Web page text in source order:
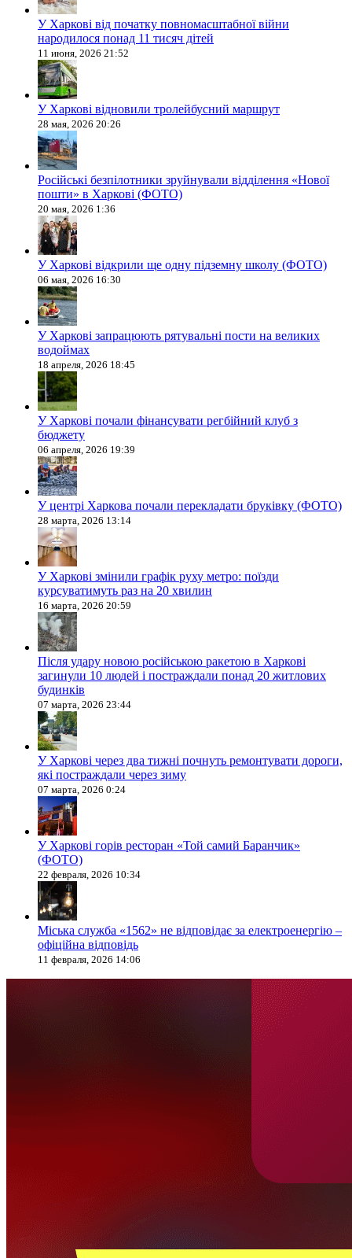
У Харкові від початку повномасштабної війни
народилося понад 11 тисяч дітей
11 июня, 2026 21:52
У Харкові відновили тролейбусний маршрут
28 мая, 2026 20:26
Російські безпілотники зруйнували відділення «Нової
пошти» в Харкові (ФОТО)
20 мая, 2026 1:36
У Харкові відкрили ще одну підземну школу (ФОТО)
06 мая, 2026 16:30
У Харкові запрацюють рятувальні пости на великих
водоймах
18 апреля, 2026 18:45
У Харкові почали фінансувати регбійний клуб з
бюджету
06 апреля, 2026 19:39
У центрі Харкова почали перекладати бруківку (ФОТО)
28 марта, 2026 13:14
У Харкові змінили графік руху метро: поїзди
курсуватимуть раз на 20 хвилин
16 марта, 2026 20:59
Після удару новою російською ракетою в Харкові
загинули 10 людей і постраждали понад 20 житлових
будинків
07 марта, 2026 23:44
У Харкові через два тижні почнуть ремонтувати дороги,
які постраждали через зиму
07 марта, 2026 0:24
У Харкові горів ресторан «Той самий Баранчик»
(ФОТО)
22 февраля, 2026 10:34
Міська служба «1562» не відповідає за електроенергію –
офіційна відповідь
11 февраля, 2026 14:06